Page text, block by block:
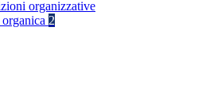
organizzative
2